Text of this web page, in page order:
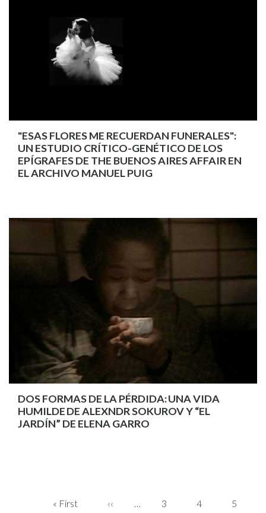
"ESAS FLORES ME RECUERDAN FUNERALES":
UN ESTUDIO CRÍTICO-GENÉTICO DE LOS
EPÍGRAFES DE THE BUENOS AIRES AFFAIR EN
EL ARCHIVO MANUEL PUIG
DOS FORMAS DE LA PÉRDIDA: UNA VIDA
HUMILDE DE ALEXNDR SOKUROV Y “EL
JARDÍN” DE ELENA GARRO
PAGINACIÓN
Primera
« First
Página
‹‹ … Page
3 Page
4 Page
5